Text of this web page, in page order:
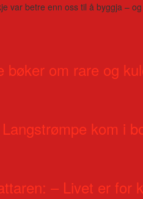
var betre enn oss til å byggja –
bøker om rare og
kom i
– Livet er for